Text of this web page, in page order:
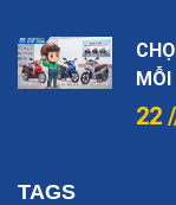
MỖI
22
TAGS